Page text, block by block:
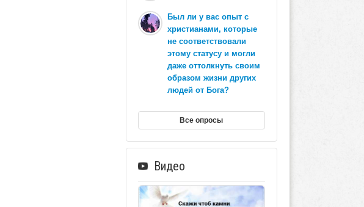
Был ли у вас опыт с
христианами, которые
не соответствовали
этому статусу и могли
даже оттолкнуть своим
образом жизни других
людей от Бога?
Все опросы
Видео